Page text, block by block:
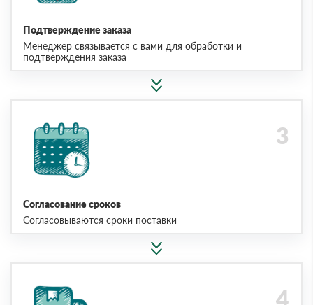
Подтверждение заказа
Менеджер связывается с вами для обработки и
подтверждения заказа
Согласование сроков
Согласовываются сроки поставки